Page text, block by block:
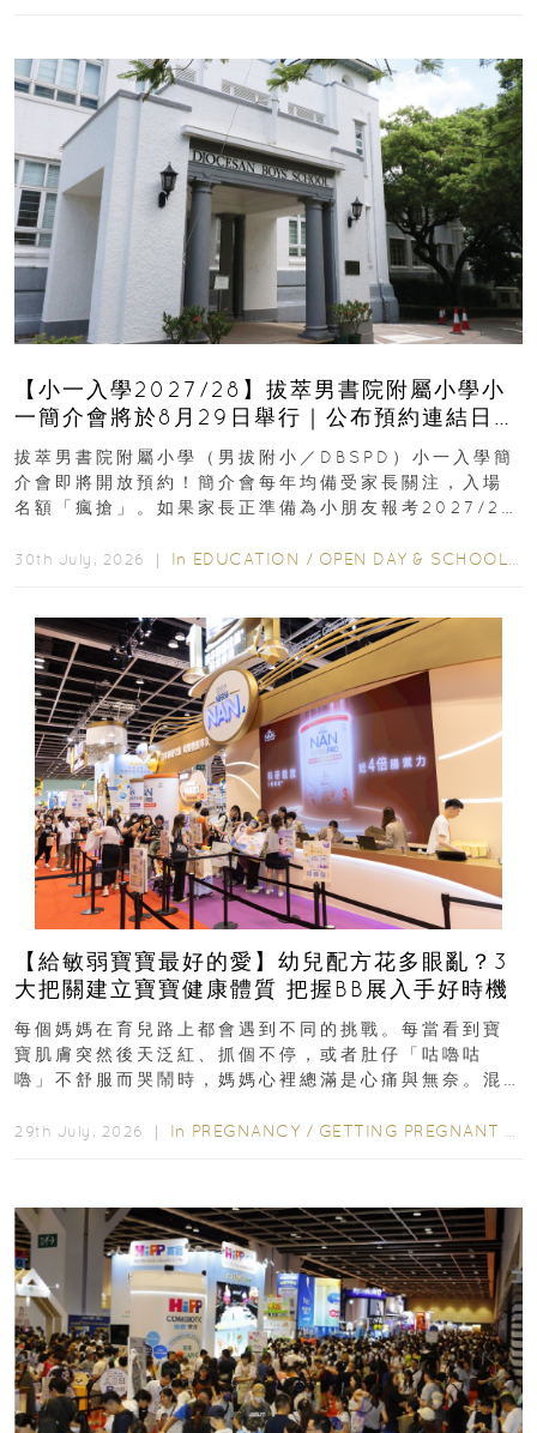
【小一入學2027/28】拔萃男書院附屬小學小
一簡介會將於8月29日舉行｜公布預約連結日期
｜更設有網上重溫
拔萃男書院附屬小學（男拔附小／DBSPD）小一入學簡
介會即將開放預約！簡介會每年均備受家長關注，入場
名額「瘋搶」。如果家長正準備為小朋友報考2027/28
30th July, 2026 ｜ In EDUCATION / OPEN DAY & SCHOOL EVENTS
【給敏弱寶寶最好的愛】幼兒配方花多眼亂？3
大把關建立寶寶健康體質 把握BB展入手好時機
每個媽媽在育兒路上都會遇到不同的挑戰。每當看到寶
寶肌膚突然後天泛紅、抓個不停，或者肚仔「咕嚕咕
嚕」不舒服而哭鬧時，媽媽心裡總滿是心痛與無奈。混
29th July, 2026 ｜ In PREGNANCY / GETTING PREGNANT